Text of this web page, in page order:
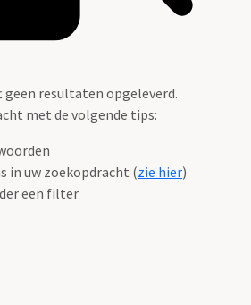
geen resultaten opgeleverd.
met de volgende tips:
in uw zoekopdracht (zie hier)
een filter